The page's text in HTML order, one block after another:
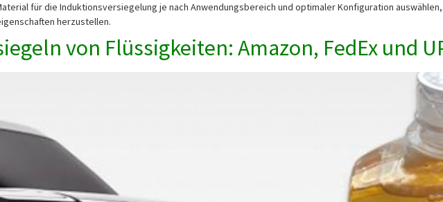
für die Induktionsversiegelung je nach Anwendungsbereich und optimaler Konfiguration
herzustellen.
von Flüssigkeiten: Amazon, FedEx und